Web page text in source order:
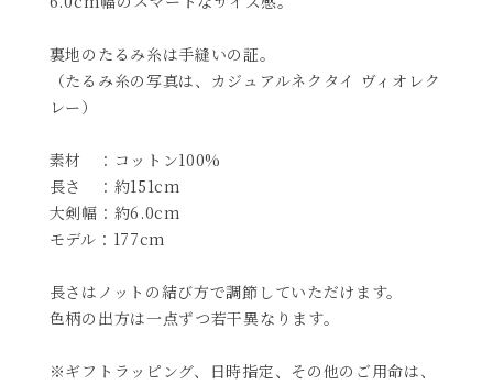
裏地のたるみ糸は手縫いの証。
（たるみ糸の写真は、カジュアルネクタイ ヴィオレク
レー）
素材 ：コットン100%
長さ ：約151cm
大剣幅：約6.0cm
モデル：177cm
長さはノットの結び方で調節していただけます。
色柄の出方は一点ずつ若干異なります。
※ギフトラッピング、日時指定、その他のご用命は、